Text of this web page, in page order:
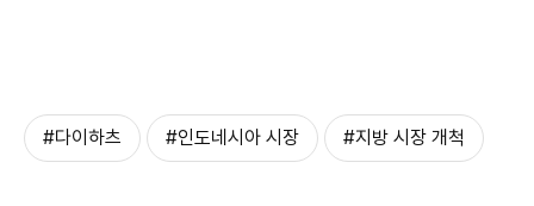
#다이하츠 #인도네시아 시장 #지방 시장 개척